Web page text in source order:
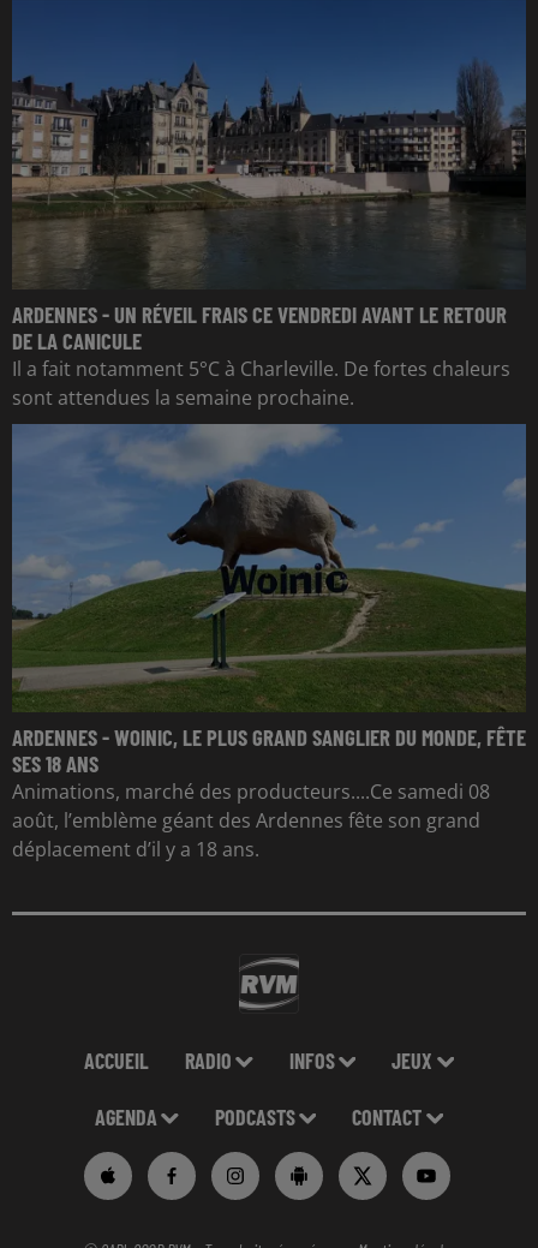
ARDENNES - UN RÉVEIL FRAIS CE VENDREDI AVANT LE RETOUR
DE LA CANICULE
Il a fait notamment 5°C à Charleville. De fortes chaleurs
sont attendues la semaine prochaine.
ARDENNES - WOINIC, LE PLUS GRAND SANGLIER DU MONDE, FÊTE
SES 18 ANS
Animations, marché des producteurs....Ce samedi 08
août, l’emblème géant des Ardennes fête son grand
déplacement d’il y a 18 ans.
ACCUEIL RADIO INFOS JEUX
AGENDA PODCASTS CONTACT